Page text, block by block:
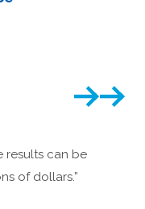
results can be
of dollars.”